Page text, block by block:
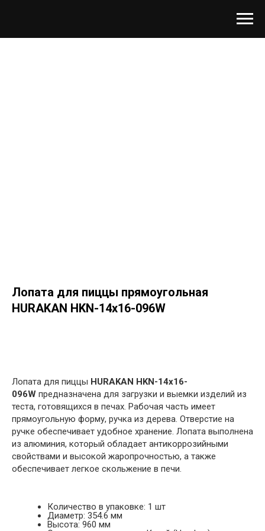
Лопата для пиццы прямоугольная
HURAKAN HKN-14х16-096W
Лопата для пиццы HURAKAN HKN-14х16-
096W предназначена для загрузки и выемки изделий из
теста, готовящихся в печах. Рабочая часть имеет
прямоугольную форму, ручка из дерева. Отверстие на
ручке обеспечивает удобное хранение. Лопата выполнена
из алюминия, который обладает антикоррозийными
свойствами и высокой жаропрочностью, а также
обеспечивает легкое скольжение в печи.
Количество в упаковке: 1 шт
Диаметр: 354.6 мм
Высота: 960 мм